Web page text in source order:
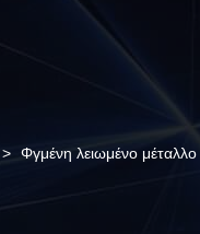
> Φγμένη λειωμένο